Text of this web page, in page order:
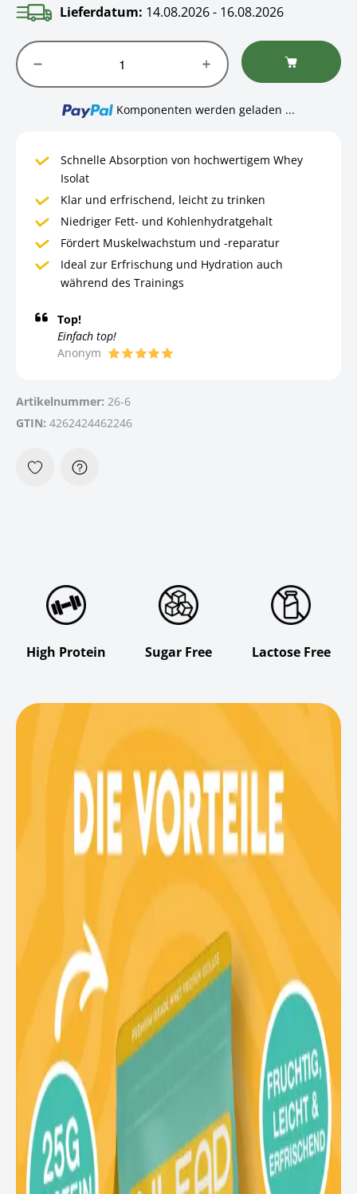
Lieferdatum: 14.08.2026 - 16.08.2026
Loading...
Komponenten werden geladen ...
Schnelle Absorption von hochwertigem Whey
Isolat
Klar und erfrischend, leicht zu trinken
Niedriger Fett- und Kohlenhydratgehalt
Fördert Muskelwachstum und -reparatur
Ideal zur Erfrischung und Hydration auch
während des Trainings
Top!
Einfach top!
Anonym
Artikelnummer: 26-6
GTIN: 4262424462246
High Protein Sugar Free Lactose Free